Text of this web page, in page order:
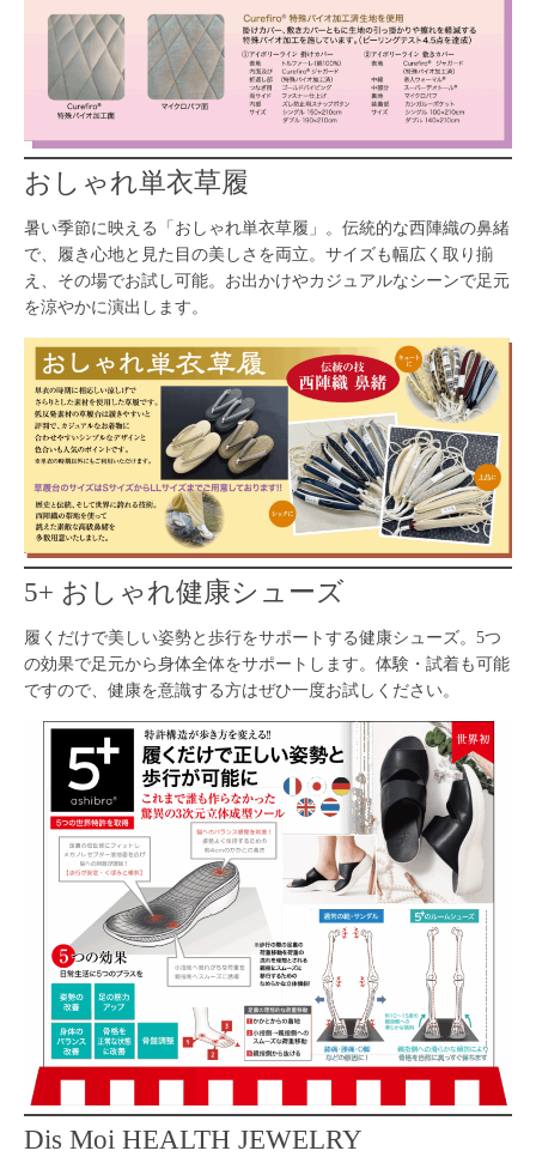
おしゃれ単衣草履
暑い季節に映える「おしゃれ単衣草履」。伝統的な西陣織の鼻緒
で、履き心地と見た目の美しさを両立。サイズも幅広く取り揃
え、その場でお試し可能。お出かけやカジュアルなシーンで足元
を涼やかに演出します。
5+ おしゃれ健康シューズ
履くだけで美しい姿勢と歩行をサポートする健康シューズ。5つ
の効果で足元から身体全体をサポートします。体験・試着も可能
ですので、健康を意識する方はぜひ一度お試しください。
Dis Moi HEALTH JEWELRY